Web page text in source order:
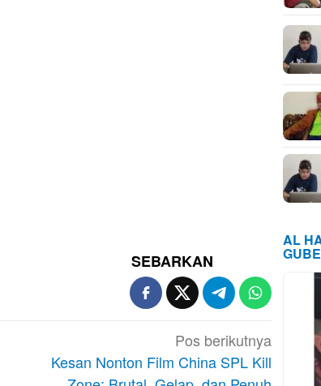
SEBARKAN
Pos berikutnya
Kesan Nonton Film China SPL Kill
AL